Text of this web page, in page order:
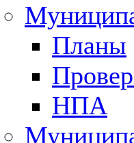
Планы
НПА